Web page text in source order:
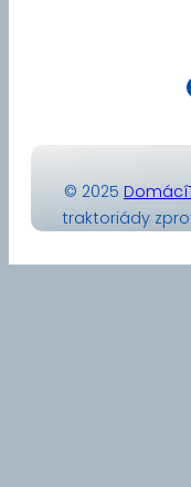
© 2025
traktoriády